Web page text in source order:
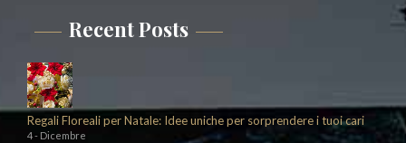
Recent Posts
Regali Floreali per Natale: Idee uniche per sorprendere i tuoi cari
4 - Dicembre